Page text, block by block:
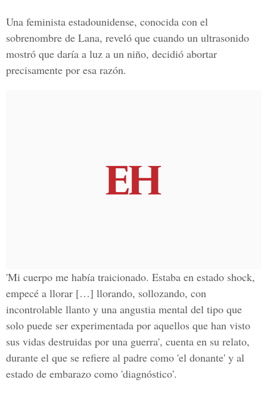
Una feminista estadounidense, conocida con el
sobrenombre de Lana, reveló que cuando un ultrasonido
mostró que daría a luz a un niño, decidió abortar
precisamente por esa razón.
'Mi cuerpo me había traicionado. Estaba en estado shock,
empecé a llorar […] llorando, sollozando, con
incontrolable llanto y una angustia mental del tipo que
solo puede ser experimentada por aquellos que han visto
sus vidas destruidas por una guerra', cuenta en su relato,
durante el que se refiere al padre como 'el donante' y al
estado de embarazo como 'diagnóstico'.